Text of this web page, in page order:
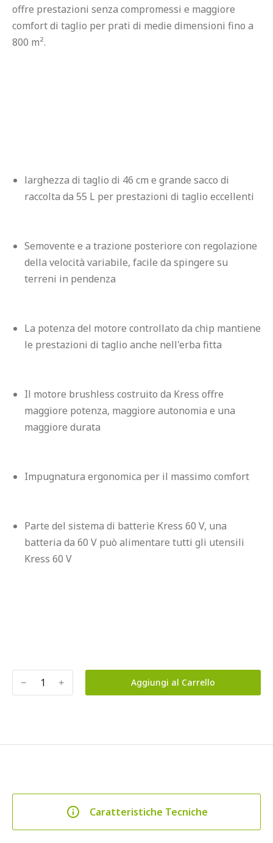
offre prestazioni senza compromessi e maggiore
comfort di taglio per prati di medie dimensioni fino a
800 m².
larghezza di taglio di 46 cm e grande sacco di
raccolta da 55 L per prestazioni di taglio eccellenti
Semovente e a trazione posteriore con regolazione
della velocità variabile, facile da spingere su
terreni in pendenza
La potenza del motore controllato da chip mantiene
le prestazioni di taglio anche nell'erba fitta
Il motore brushless costruito da Kress offre
maggiore potenza, maggiore autonomia e una
maggiore durata
Impugnatura ergonomica per il massimo comfort
Parte del sistema di batterie Kress 60 V, una
batteria da 60 V può alimentare tutti gli utensili
Kress 60 V
﹣ ﹢ Aggiungi al Carrello
Caratteristiche Tecniche